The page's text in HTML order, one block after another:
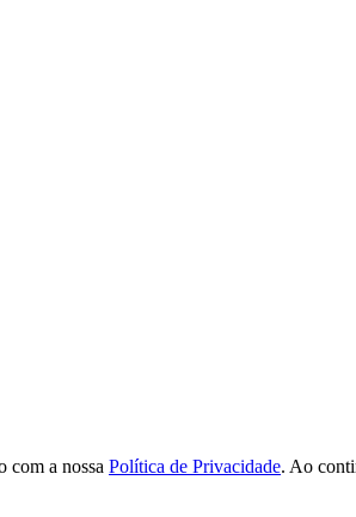
com a nossa Política de Privacidade. Ao